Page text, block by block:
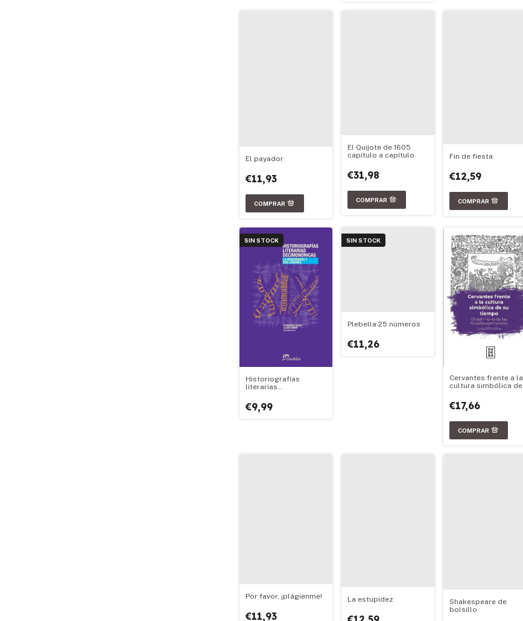
El payador
€11,93
El Quijote de 1605
capítulo a capítulo
€31,98
Fin de fiesta
€12,59
SIN STOCK
Historiografías
literarias
€9,99
SIN STOCK
Plebella 25 números
€11,26
Cervantes frente a la
cultura simbólica de
€17,66
Por favor, ¡plágienme!
€11,93
La estupidez
Shakespeare de
bolsillo